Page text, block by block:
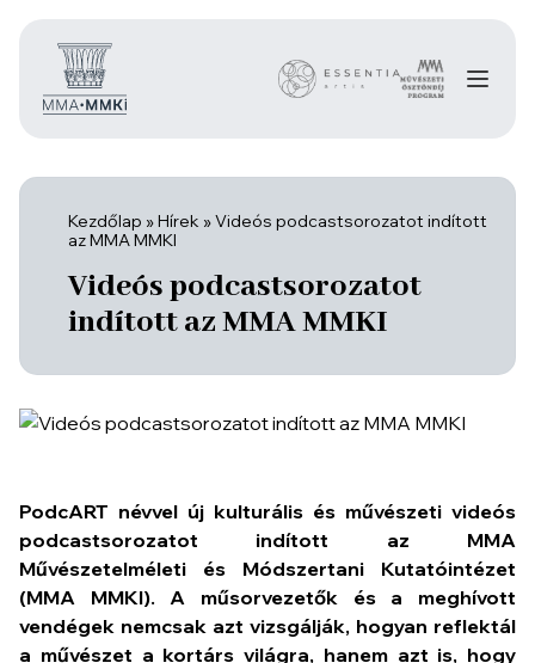
Kezdőlap »Hírek »Videós podcastsorozatot indított
az MMA MMKI
Videós podcastsorozatot
indított az MMA MMKI
PodcART névvel új kulturális és művészeti videós
podcastsorozatot indított az MMA
Művészetelméleti és Módszertani Kutatóintézet
(MMA MMKI). A műsorvezetők és a meghívott
vendégek nemcsak azt vizsgálják, hogyan reflektál
a művészet a kortárs világra, hanem azt is, hogy